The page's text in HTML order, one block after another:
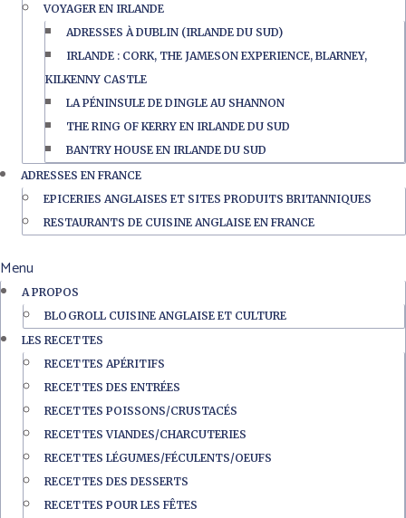
VOYAGER EN IRLANDE
ADRESSES À DUBLIN (IRLANDE DU SUD)
IRLANDE : CORK, THE JAMESON EXPERIENCE, BLARNEY,
KILKENNY CASTLE
LA PÉNINSULE DE DINGLE AU SHANNON
THE RING OF KERRY EN IRLANDE DU SUD
BANTRY HOUSE EN IRLANDE DU SUD
ADRESSES EN FRANCE
EPICERIES ANGLAISES ET SITES PRODUITS BRITANNIQUES
RESTAURANTS DE CUISINE ANGLAISE EN FRANCE
Menu
A PROPOS
BLOGROLL CUISINE ANGLAISE ET CULTURE
LES RECETTES
RECETTES APÉRITIFS
RECETTES DES ENTRÉES
RECETTES POISSONS/CRUSTACÉS
RECETTES VIANDES/CHARCUTERIES
RECETTES LÉGUMES/FÉCULENTS/OEUFS
RECETTES DES DESSERTS
RECETTES POUR LES FÊTES